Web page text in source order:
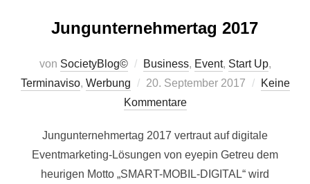
Jungunternehmertag 2017
von SocietyBlog© Business, Event, Start Up,
Terminaviso, Werbung
Veröffentlicht
am
20. September 2017
Keine
Kommentare
Jungunternehmertag 2017 vertraut auf digitale
Eventmarketing-Lösungen von eyepin Getreu dem
heurigen Motto „SMART-MOBIL-DIGITAL“ wird